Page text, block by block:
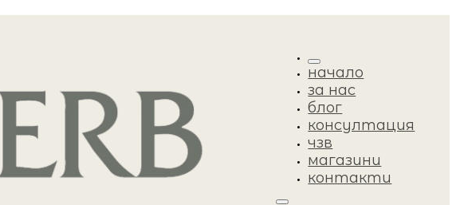
начало
за нас
блог
консултация
чзв
магазини
контакти